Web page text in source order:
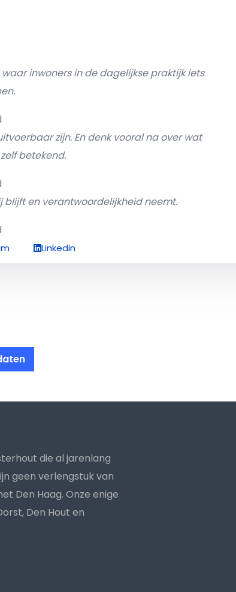
inwoners in de dagelijkse praktijk iets
zijn. En denk vooral na over wat
betekend.
en verantwoordelijkheid neemt.
Linkedin
die al jarenlang
geen verlengstuk van
Den Haag. Onze enige
Den Hout en